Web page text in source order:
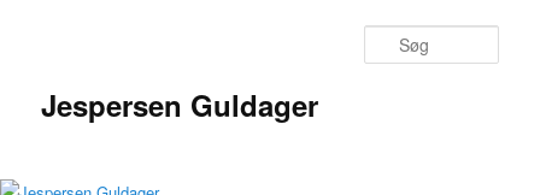
Jespersen Guldager